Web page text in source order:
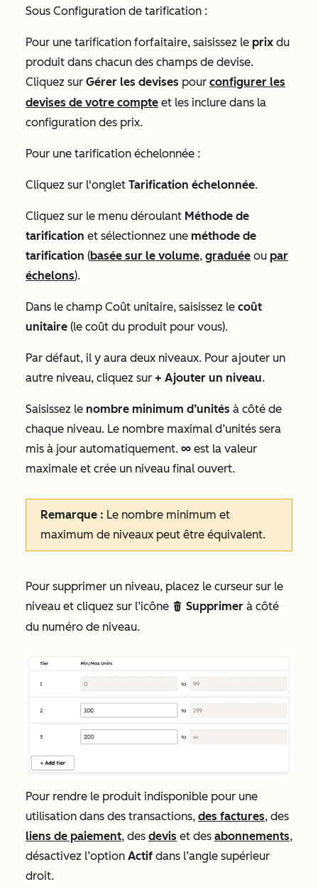
Sous Configuration de tarification :
Pour une tarification forfaitaire, saisissez le prix du
produit dans chacun des champs de devise.
Cliquez sur Gérer les devises pour configurer les
devises de votre compte et les inclure dans la
configuration des prix.
Pour une tarification échelonnée :
Cliquez sur l'onglet Tarification échelonnée.
Cliquez sur le menu déroulant Méthode de
tarification et sélectionnez une méthode de
tarification (basée sur le volume, graduée ou par
échelons).
Dans le champ Coût unitaire, saisissez le coût
unitaire (le coût du produit pour vous).
Par défaut, il y aura deux niveaux. Pour ajouter un
autre niveau, cliquez sur + Ajouter un niveau.
Saisissez le nombre minimum d’unités à côté de
chaque niveau. Le nombre maximal d’unités sera
mis à jour automatiquement. ∞ est la valeur
maximale et crée un niveau final ouvert.
Remarque : Le nombre minimum et
maximum de niveaux peut être équivalent.
Pour supprimer un niveau, placez le curseur sur le
niveau et cliquez sur l’icône delete Supprimer à côté
du numéro de niveau.
Pour rendre le produit indisponible pour une
utilisation dans des transactions, des factures, des
liens de paiement, des devis et des abonnements,
désactivez l’option Actif dans l’angle supérieur
droit.